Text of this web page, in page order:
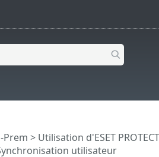
Prem > Utilisation d'ESET
utilisateur